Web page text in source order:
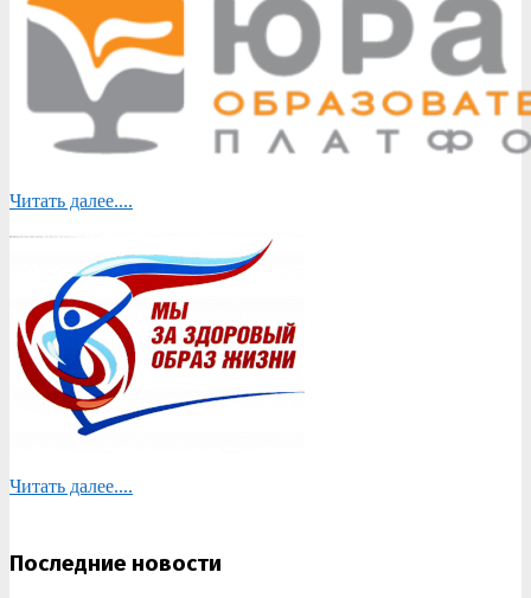
Читать далее....
Читать далее....
Последние новости